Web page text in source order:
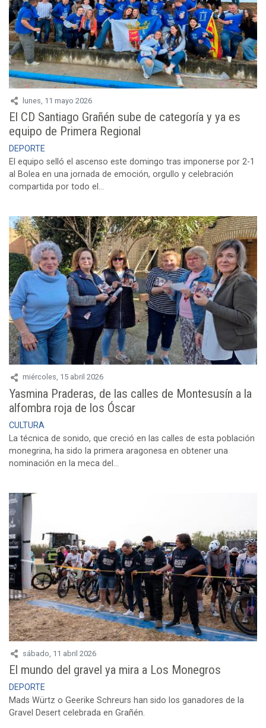
lunes, 11 mayo 2026
El CD Santiago Grañén sube de categoría y ya es
equipo de Primera Regional
DEPORTE
El equipo selló el ascenso este domingo tras imponerse por 2-1
al Bolea en una jornada de emoción, orgullo y celebración
compartida por todo el...
miércoles, 15 abril 2026
Yasmina Praderas, de las calles de Montesusín a la
alfombra roja de los Óscar
CULTURA
La técnica de sonido, que creció en las calles de esta población
monegrina, ha sido la primera aragonesa en obtener una
nominación en la meca del...
sábado, 11 abril 2026
El mundo del gravel ya mira a Los Monegros
DEPORTE
Mads Würtz o Geerike Schreurs han sido los ganadores de la
Gravel Desert celebrada en Grañén.